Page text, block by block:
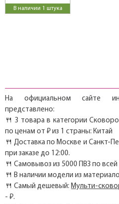
В наличии 1 штука
На официальном сайте
представлено:
🍴 3 товара в категории
по ценам от ₽ из 1 страны: Китай
🍴 Доставка по Москве и Санкт-
при заказе до 12:00.
🍴 Самовывоз из 5000 ПВЗ по всей
🍴 В наличии модели из
🍴 Самый дешевый:Мульти-
- ₽.